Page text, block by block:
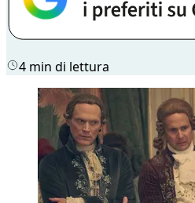
4 min di lettura